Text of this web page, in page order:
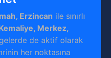
Erzincan ile sınırlı
Kemaliye, Merkez,
de aktif olarak
her noktasına